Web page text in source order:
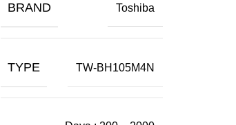
BRAND Toshiba
TYPE TW-BH105M4N